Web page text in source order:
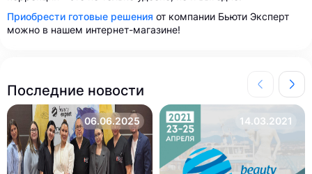
Приобрести готовые решения от компании Бьюти Эксперт
можно в нашем интернет-магазине!
Последние новости
06.06.2025 14.03.2021